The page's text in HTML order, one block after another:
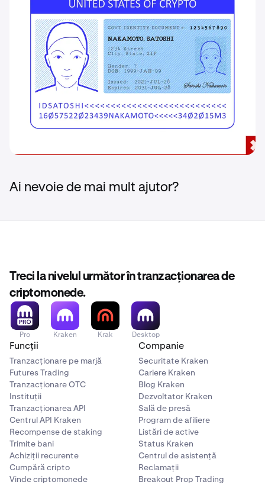
Ai nevoie de mai mult ajutor?
Treci la nivelul următor în tranzacționarea de
criptomonede.
Pro Kraken Krak Desktop
Funcții
Tranzacționare pe marjă
Futures Trading
Tranzacționare OTC
Instituții
Tranzacționarea API
Centrul API Kraken
Recompense de staking
Trimite bani
Achiziții recurente
Cumpără cripto
Vinde criptomonede
Companie
Securitate Kraken
Cariere Kraken
Blog Kraken
Dezvoltator Kraken
Sală de presă
Program de afiliere
Listări de active
Status Kraken
Centrul de asistență
Reclamații
Breakout Prop Trading